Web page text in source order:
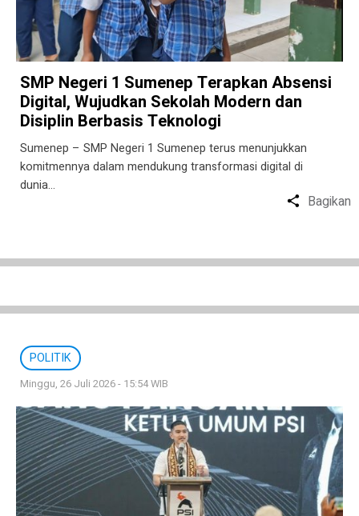
SMP Negeri 1 Sumenep Terapkan Absensi
Digital, Wujudkan Sekolah Modern dan
Disiplin Berbasis Teknologi
Sumenep – SMP Negeri 1 Sumenep terus menunjukkan
komitmennya dalam mendukung transformasi digital di
dunia…
Bagikan
POLITIK
Minggu, 26 Juli 2026 - 15:54 WIB